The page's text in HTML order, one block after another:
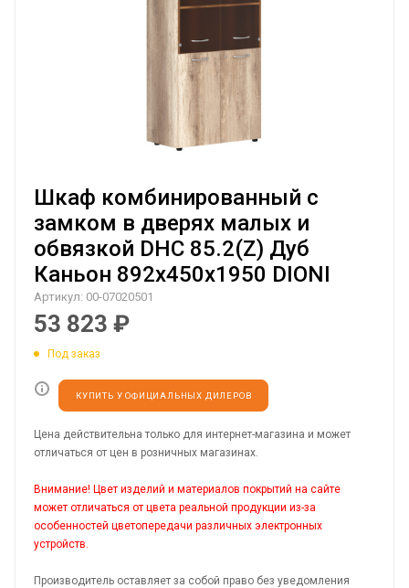
Шкаф комбинированный с
замком в дверях малых и
обвязкой DHC 85.2(Z) Дуб
Каньон 892х450х1950 DIONI
Артикул: 00-07020501
53 823 ₽
Под заказ
КУПИТЬ У ОФИЦИАЛЬНЫХ ДИЛЕРОВ
Цена действительна только для интернет-магазина и может
отличаться от цен в розничных магазинах.
Внимание! Цвет изделий и материалов покрытий на сайте
может отличаться от цвета реальной продукции из-за
особенностей цветопередачи различных электронных
устройств.
Производитель оставляет за собой право без уведомления